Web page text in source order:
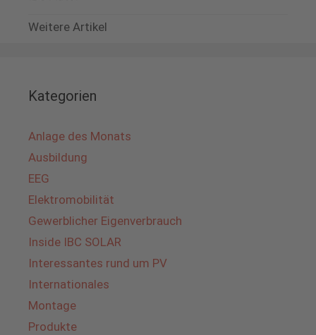
Weitere Artikel
Kategorien
Anlage des Monats
Ausbildung
EEG
Elektromobilität
Gewerblicher Eigenverbrauch
Inside IBC SOLAR
Interessantes rund um PV
Internationales
Montage
Produkte